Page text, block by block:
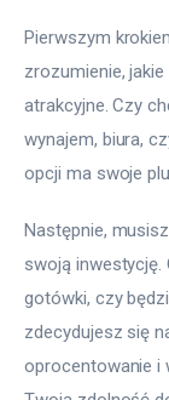
Pierwszym
zrozumienie,
atrakcyjne. Czy
wynajem, biura,
opcji ma swoje
Następnie,
swoją
gotówki, czy
zdecydujesz się
oprocentowanie i